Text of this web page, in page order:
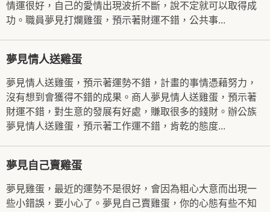
情運很好，自己的愛情出現波折不斷，說不定就可以取得成
功。職員夢見打爛雞蛋，預示著財運不錯，公共事...
夢見情人送雞蛋
夢見情人送雞蛋，預示著運勢不錯，計畫的事情憑藉努力，
沒有想到會獲得不錯的成果。商人夢見情人送雞蛋，預示著
財運不錯，對生意的發展有好處，賺取很多的錢財。辦公族
夢見情人送雞蛋，預示著工作運不錯，肯乾的態度...
夢見自己賣雞蛋
夢見雞蛋，最近的運勢不是很好，會因為粗心大意而出現一
些小錯誤，要小心了。夢見自己賣雞蛋，你的心態有些不知